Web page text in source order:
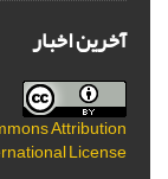
آخرین اخبار
Attribution
License